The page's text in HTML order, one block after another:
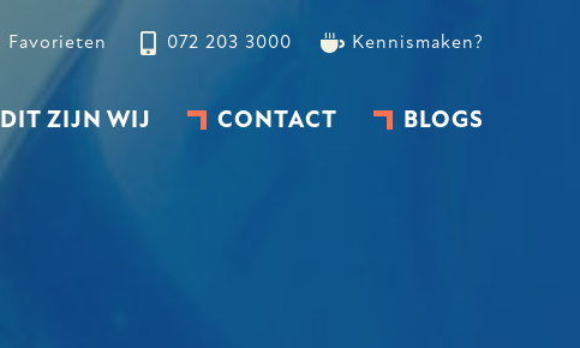
Favorieten 072 203 3000 Kennismaken?
DIT ZIJN WIJ CONTACT BLOGS